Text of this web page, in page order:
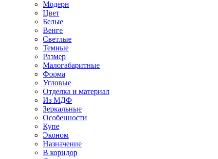
Модерн
Цвет
Белые
Венге
Светлые
Темные
Размер
Малогабаритные
Форма
Угловые
Отделка и материал
Из МДФ
Зеркальные
Особенности
Купе
Эконом
Назначение
В коридор